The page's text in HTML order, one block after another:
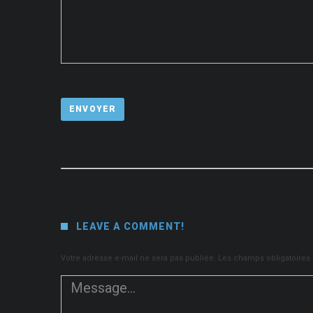
LEAVE A COMMENT!
Votre adresse e-mail ne sera pas publiée. Les champs obligatoires